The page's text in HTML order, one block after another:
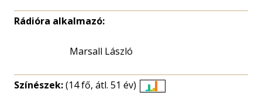
Rádióra alkalmazó:
Marsall László
Színészek:(14 fő, átl. 51 év)